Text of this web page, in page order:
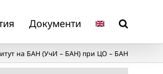
Документи
на БАН (УчИ – БАН) при ЦО – БАН